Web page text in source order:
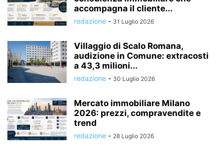
accompagna il cliente...
redazione - 31 Luglio 2026
Villaggio di Scalo Romana,
audizione in Comune: extracosti
a 43,3 milioni...
redazione - 30 Luglio 2026
Mercato immobiliare Milano
2026: prezzi, compravendite e
trend
redazione - 28 Luglio 2026